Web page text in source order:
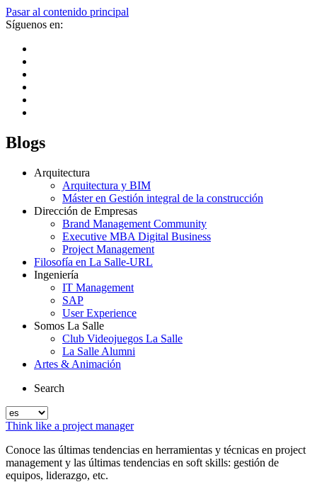
Pasar al contenido principal
Síguenos en:
Blogs
Arquitectura
Arquitectura y BIM
Máster en Gestión integral de la construcción
Dirección de Empresas
Brand Management Community
Executive MBA Digital Business
Project Management
Filosofía en La Salle-URL
Ingeniería
IT Management
SAP
User Experience
Somos La Salle
Club Videojuegos La Salle
La Salle Alumni
Artes & Animación
Search
Think like a project manager
Conoce las últimas tendencias en herramientas y técnicas en project
management y las últimas tendencias en soft skills: gestión de
equipos, liderazgo, etc.